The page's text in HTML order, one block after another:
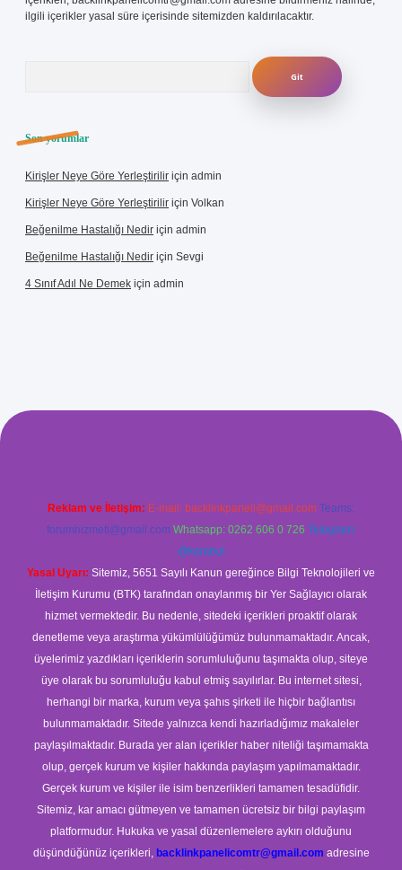
ilgili içerikler yasal süre içerisinde sitemizden kaldırılacaktır.
Son yorumlar
Kirişler Neye Göre Yerleştirilir için admin
Kirişler Neye Göre Yerleştirilir için Volkan
Beğenilme Hastalığı Nedir için admin
Beğenilme Hastalığı Nedir için Sevgi
4 Sınıf Adıl Ne Demek için admin
Reklam ve İletişim: E-mail: backlinkpaneli@gmail.com Teams:
forumhizmeti@gmail.com Whatsapp: 0262 606 0 726 Telegram:
@karabul
Yasal Uyarı: Sitemiz, 5651 Sayılı Kanun gereğince Bilgi Teknolojileri ve
İletişim Kurumu (BTK) tarafından onaylanmış bir Yer Sağlayıcı olarak
hizmet vermektedir. Bu nedenle, sitedeki içerikleri proaktif olarak
denetleme veya araştırma yükümlülüğümüz bulunmamaktadır. Ancak,
üyelerimiz yazdıkları içeriklerin sorumluluğunu taşımakta olup, siteye
üye olarak bu sorumluluğu kabul etmiş sayılırlar. Bu internet sitesi,
herhangi bir marka, kurum veya şahıs şirketi ile hiçbir bağlantısı
bulunmamaktadır. Sitede yalnızca kendi hazırladığımız makaleler
paylaşılmaktadır. Burada yer alan içerikler haber niteliği taşımamakta
olup, gerçek kurum ve kişiler hakkında paylaşım yapılmamaktadır.
Gerçek kurum ve kişiler ile isim benzerlikleri tamamen tesadüfidir.
Sitemiz, kar amacı gütmeyen ve tamamen ücretsiz bir bilgi paylaşım
platformudur. Hukuka ve yasal düzenlemelere aykırı olduğunu
düşündüğünüz içerikleri, backlinkpanelicomtr@gmail.com adresine